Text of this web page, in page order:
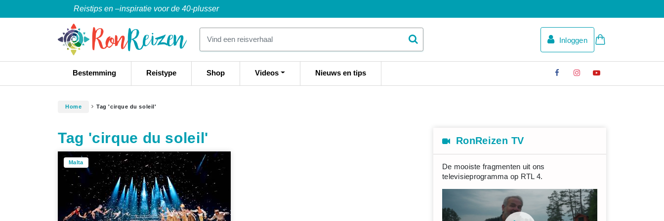
Reistips en –inspiratie voor de 40-plusser
Inloggen
Bestemming Reistype Shop Videos Nieuws en tips
Home Tag 'cirque du soleil'
Tag 'cirque du soleil'
Malta
RonReizen TV
De mooiste fragmenten uit ons
televisieprogramma op RTL 4.